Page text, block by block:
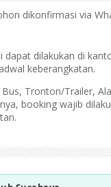
dikonfirmasi via
dapat dilakukan di
keberangkatan.
Tronton/Trailer,
booking wajib